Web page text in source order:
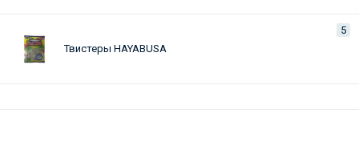
5
Твистеры HAYABUSA